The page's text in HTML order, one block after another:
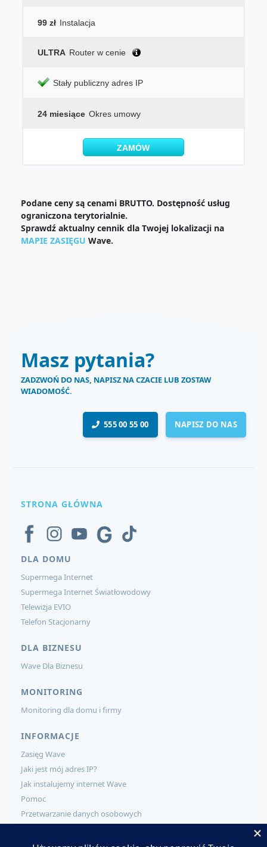
99 zł Instalacja
ULTRA Router w cenie
Stały publiczny adres IP
24 miesiące Okres umowy
ZAMÓW
Podane ceny są cenami BRUTTO. Dostępność usług
ograniczona terytorialnie.
Sprawdź aktualny cennik dla Twojej lokalizacji na
MAPIE ZASIĘGU Wave.
Masz pytania?
ZADZWOŃ DO NAS, NAPISZ NA CZACIE LUB ZOSTAW
WIADOMOŚĆ.
555 00 55 00 NAPISZ DO NAS
STRONA GŁÓWNA
DLA DOMU
Supermega Internet
Supermega Internet Światłowodowy
Telewizja EVIO
Telefon Stacjonarny
DLA BIZNESU
Wave Dla Biznesu
MONITORING
Monitoring dla domu i firmy
INFORMACJE
Zasięg Wave
Jaki jest mój adres IP?
Jak instalujemy internet Wave
Pomoc
Przetwarzanie danych osobowych